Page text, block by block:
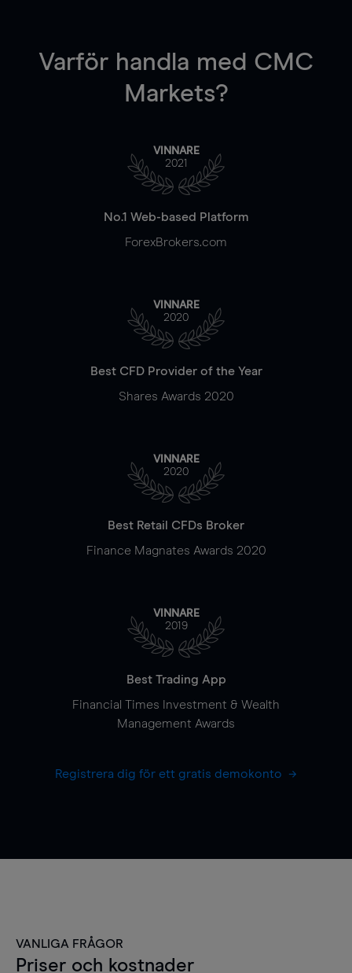
Varför handla med CMC
Markets?
VINNARE
2021
No.1 Web-based Platform
ForexBrokers.com
VINNARE
2020
Best CFD Provider of the Year
Shares Awards 2020
VINNARE
2020
Best Retail CFDs Broker
Finance Magnates Awards 2020
VINNARE
2019
Best Trading App
Financial Times Investment & Wealth
Management Awards
Registrera dig för ett gratis demokonto
VANLIGA FRÅGOR
Priser och kostnader